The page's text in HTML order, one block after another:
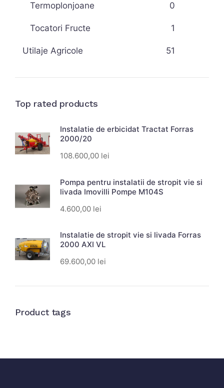
Termoplonjoane 0
Tocatori Fructe 1
Utilaje Agricole 51
Top rated products
Instalatie de erbicidat Tractat Forras
2000/20
108.600,00 lei
Pompa pentru instalatii de stropit vie si
livada Imovilli Pompe M104S
4.600,00 lei
Instalatie de stropit vie si livada Forras
2000 AXI VL
69.600,00 lei
Product tags